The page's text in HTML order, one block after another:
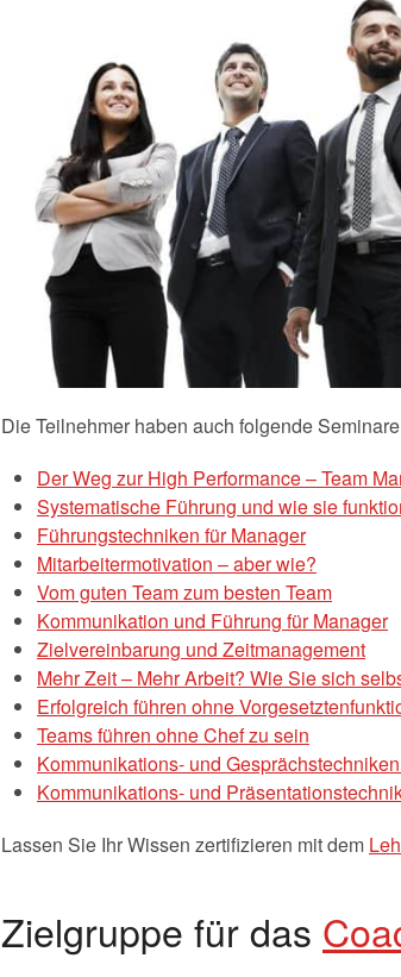
Die Teilnehmer haben auch folgende
Der Weg zur High Performance – Team
Systematische Führung und wie sie
Führungstechniken für Manager
Mitarbeitermotivation – aber wie?
Vom guten Team zum besten Team
Kommunikation und Führung für Manager
Zielvereinbarung und Zeitmanagement
Mehr Zeit – Mehr Arbeit? Wie Sie sich
Erfolgreich führen ohne
Teams führen ohne Chef zu sein
Kommunikations- und
Kommunikations- und
Lassen Sie Ihr Wissen zertifizieren mit dem
Zielgruppe für das